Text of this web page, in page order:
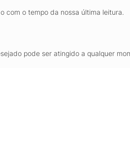
com o tempo da nossa última leitura.
pode ser atingido a qualquer